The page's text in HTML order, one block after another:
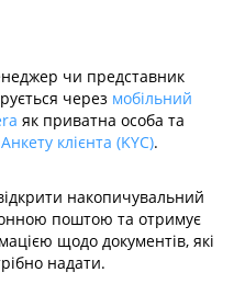
чи представник
через мобільний
як приватна особа та
Анкету клієнта (KYC).
накопичувальний
поштою та отримує
щодо документів, які
надати.